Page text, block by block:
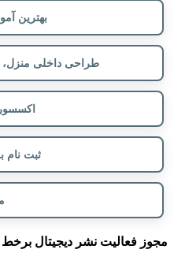
بهترین
طراحی داخلی منزل،
ثبت نام
مجوز فعالیت نشر دیجیتال